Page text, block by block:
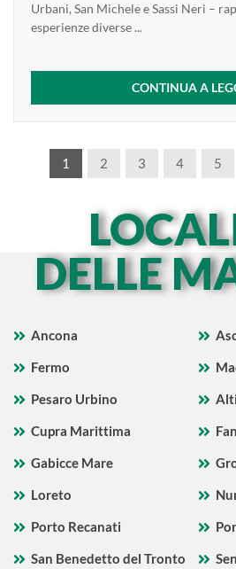
Urbani, San Michele e Sassi Neri –
esperienze diverse ...
CONTINUA A
1 2 3 4 5
DELLE
Ancona
Fermo
Pesaro Urbino
Cupra Marittima
Gabicce Mare
Loreto
Porto Recanati
San Benedetto del Tronto